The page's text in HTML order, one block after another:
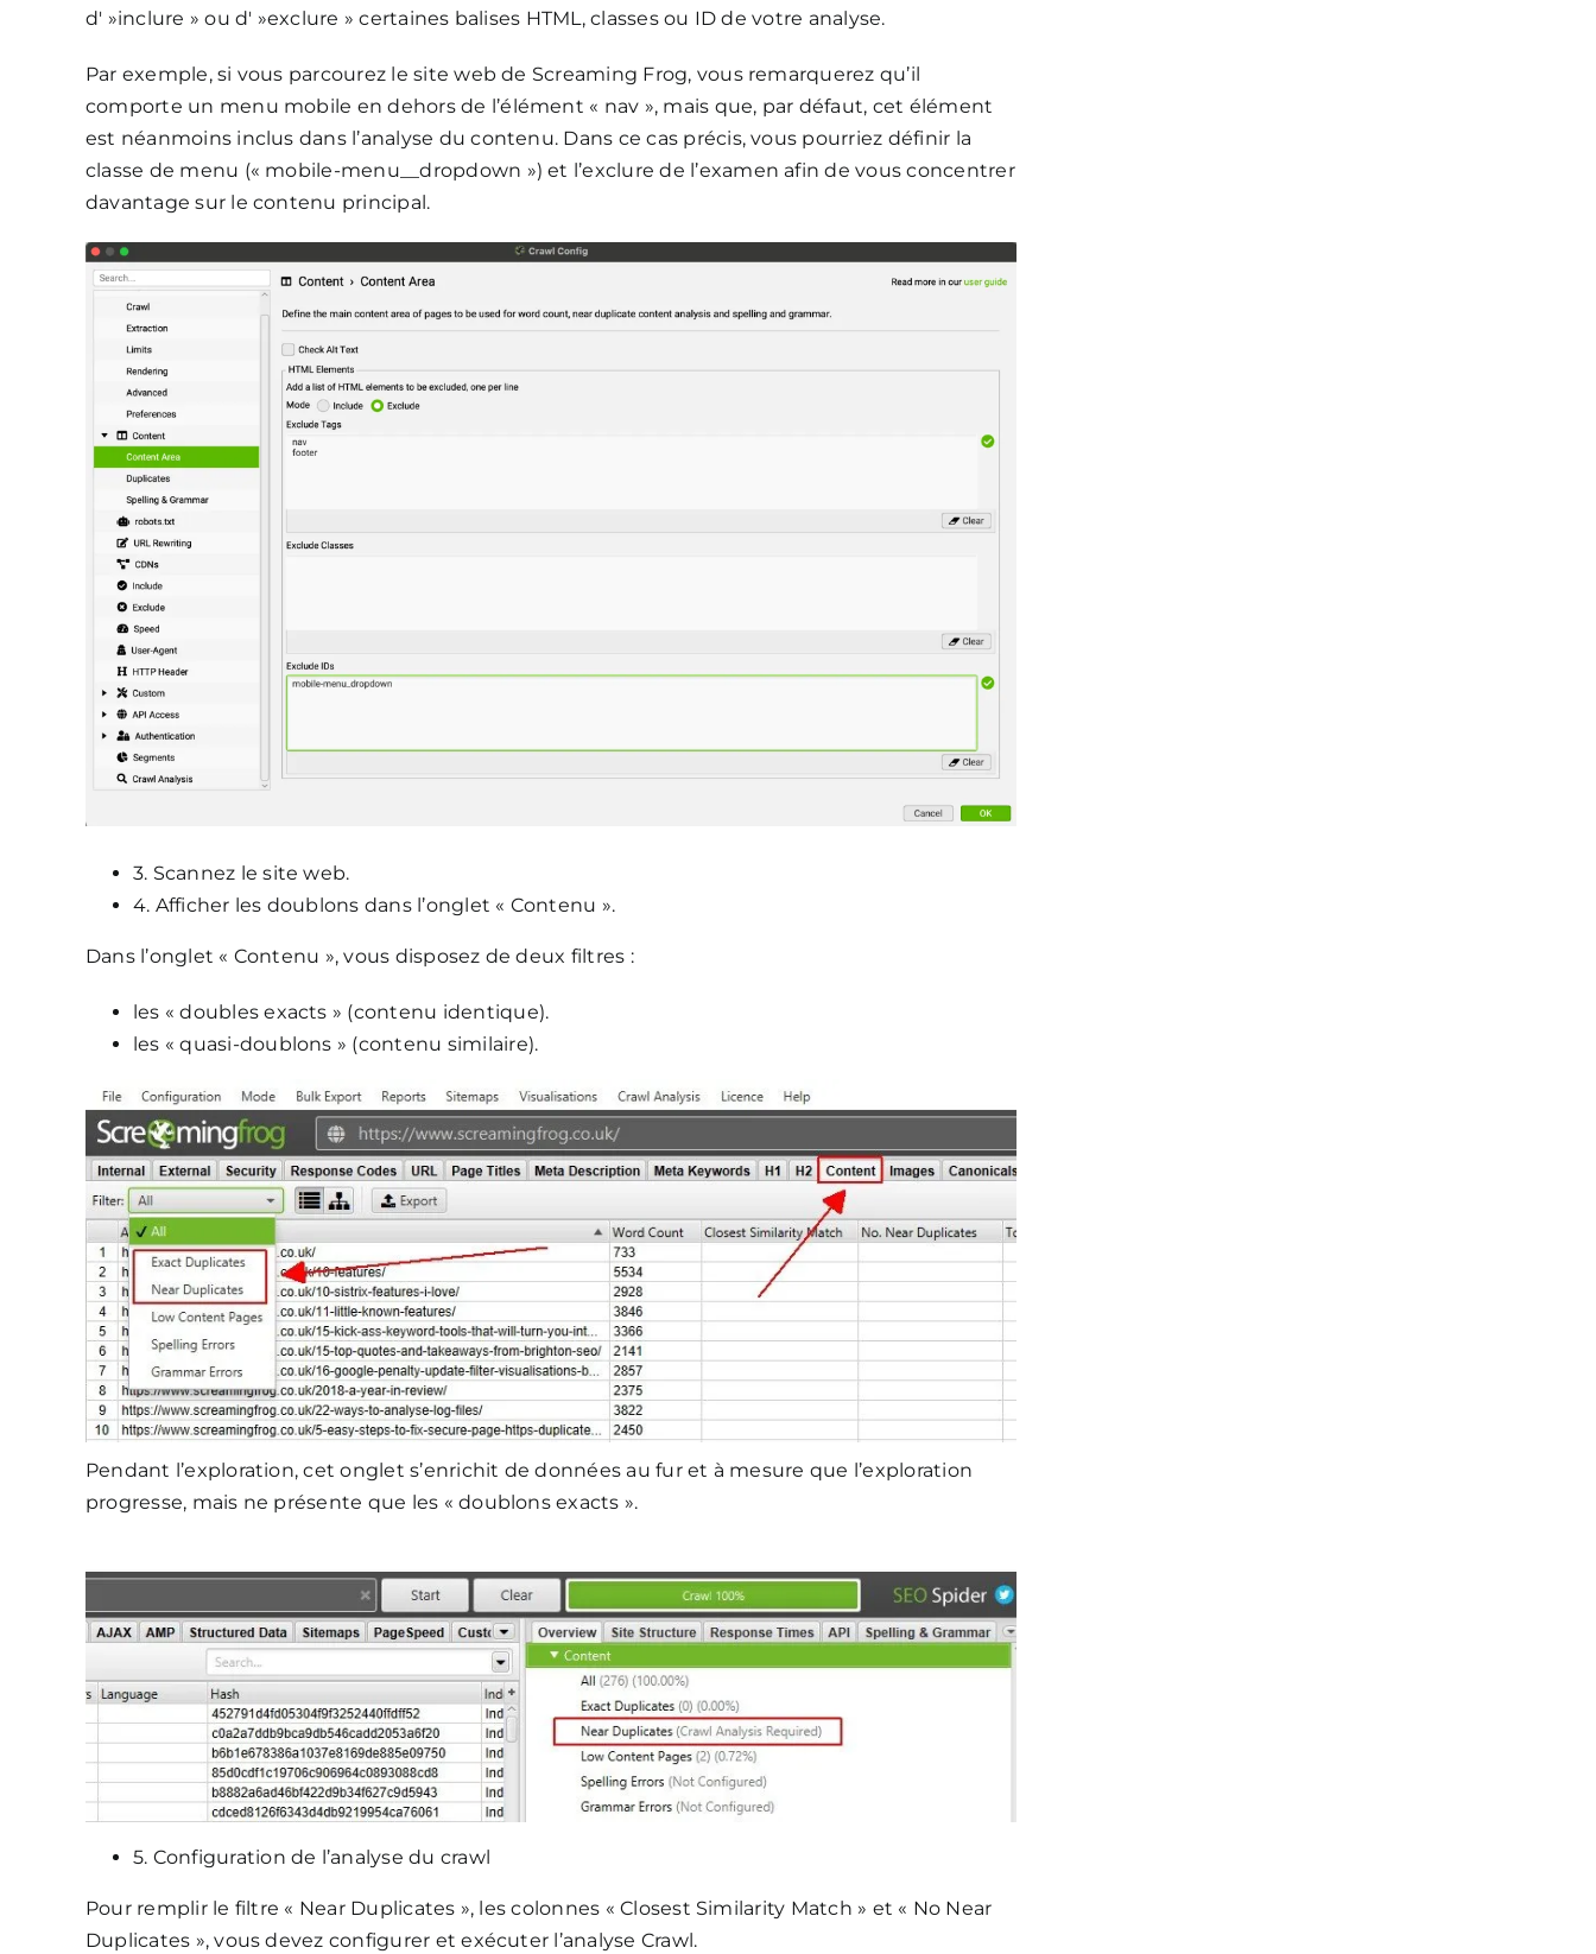
d' »inclure » ou d' »exclure » certaines balises HTML, classes ou ID de votre analyse.
Par exemple, si vous parcourez le site web de Screaming Frog, vous remarquerez qu’il
comporte un menu mobile en dehors de l’élément « nav », mais que, par défaut, cet élément
est néanmoins inclus dans l’analyse du contenu. Dans ce cas précis, vous pourriez définir la
classe de menu (« mobile-menu__dropdown ») et l’exclure de l’examen afin de vous concentrer
davantage sur le contenu principal.
3. Scannez le site web.
4. Afficher les doublons dans l’onglet « Contenu ».
Dans l’onglet « Contenu », vous disposez de deux filtres :
les « doubles exacts » (contenu identique).
les « quasi-doublons » (contenu similaire).
Pendant l’exploration, cet onglet s’enrichit de données au fur et à mesure que l’exploration
progresse, mais ne présente que les « doublons exacts ».
5. Configuration de l’analyse du crawl
Pour remplir le filtre « Near Duplicates », les colonnes « Closest Similarity Match » et « No Near
Duplicates », vous devez configurer et exécuter l’analyse Crawl.